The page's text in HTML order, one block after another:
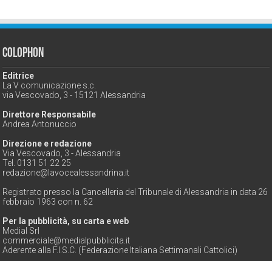
Colophon
Editrice
La V comunicazione s.c.
via Vescovado, 3 - 15121 Alessandria
Direttore Responsabile
Andrea Antonuccio
Direzione e redazione
Via Vescovado, 3 - Alessandria
Tel. 0131 51 22 25
redazione@lavocealessandrina.it
Registrato presso la Cancelleria del Tribunale di Alessandria in data 26
febbraio 1963 con n. 62
Per la pubblicità, su carta e web
Medial Srl
commerciale@medialpubblicita.it
Aderente alla F.I.S.C. (Federazione Italiana Settimanali Cattolici)